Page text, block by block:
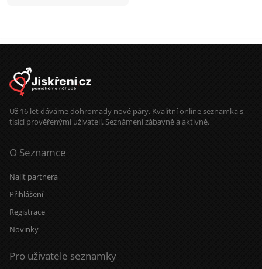
Už 16 let dáváme dohromady nové páry. Kvalitní online seznamka s
tisíci prověřenými uživateli. Seznámení zábavně a aktivně.
O Seznamce
Najít partnera
Přihlášení
Registrace
Novinky
Pro uživatele seznamky